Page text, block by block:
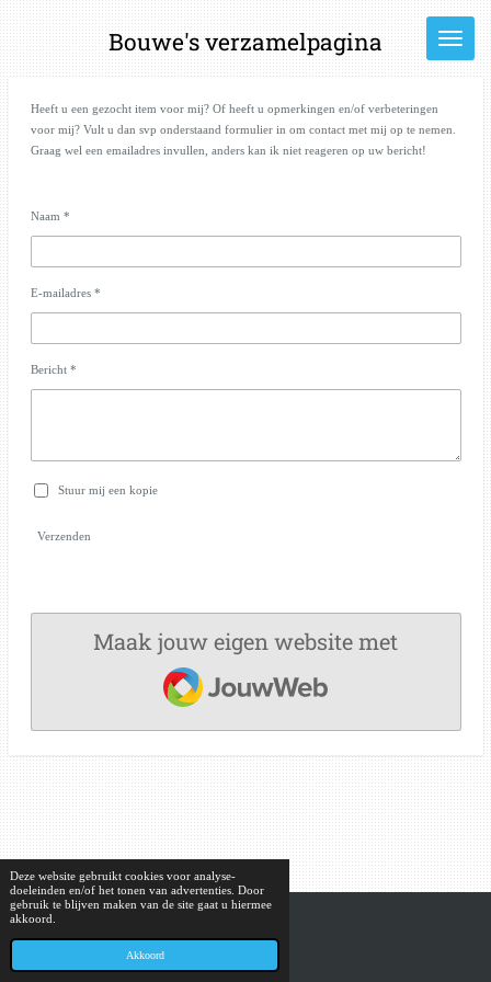
Deze website gebruikt cookies voor analyse-
doeleinden en/of het tonen van advertenties. Door
gebruik te blijven maken van de site gaat u hiermee
akkoord.
Akkoord
Ga
direct
naar
hoofdinhoud
Bouwe's verzamelpagina
Heeft u een gezocht item voor mij? Of heeft u opmerkingen en/of verbeteringen
voor mij? Vult u dan svp onderstaand formulier in om contact met mij op te nemen.
Graag wel een emailadres invullen, anders kan ik niet reageren op uw bericht!
Naam *
E-mailadres *
Bericht *
Stuur mij een kopie
Verzenden
Maak jouw eigen website met
JouwWeb
© 2023 - 2026 Bouwe